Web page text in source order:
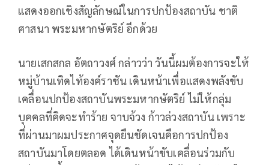
แสดงออกเชิงสัญลักษณ์ในการปกป้องสถาบัน ชาติ
ศาสนา พระมหากษัตริย์ อีกด้วย
นายเสกสกล อัตถาวงศ์ กล่าวว่า วันนี้ผมต้องการจะให้
หมู่บ้านเทิดไท้องค์ราชัน เดินหน้าเพื่อแสดงพลังขับ
เคลื่อนปกป้องสถาบันพระมหากษัตริย์ ไม่ให้กลุ่ม
บุคคลที่คิดจะทำร้าย จาบจ้วง ก้าวล่วงสถาบัน เพราะ
ที่ผ่านมาผมประกาศจุดยืนชัดเจนคือการปกป้อง
สถาบันมาโดยตลอด ได้เดินหน้าขับเคลื่อนร่วมกับ